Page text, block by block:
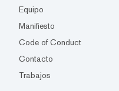
Equipo
Manifiesto
Code of Conduct
Contacto
Trabajos